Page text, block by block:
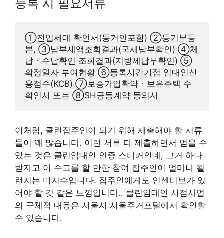
등록 시 필요서류
①전입세대 확인서(동거인포함) ②등기부등
본, ③납부세액조회결과(국세납부확인) ④체
납ㆍ수납확인 조회결과(지방세납부확인) ⑤
확정일자 부여현황 ⑥등록시간기점 임대인신
용점수(KCB) ⑦보증가입확약ㆍ보유주택 수
확인서 또는 ⑧SH공동계약 동의서
이처럼, 클린집주인이 되기 위해 제출해야 할 서류
들이 꽤 많습니다. 이런 서류 다 제출하면서 얻을 수
있는 것은 클린임대인 인증 스티커인데, 그거 하나
받자고 이 수고를 할 만한 참여 집주인이 얼마나 될
런지는 미지수입니다. 집주인에게도 인센티브가 있
어야 할 것 같은 느낌입니다.. 클린임대인 시점사업
의 구체적 내용은 서울시 서울주거포털에서 확인할
수 있습니다.